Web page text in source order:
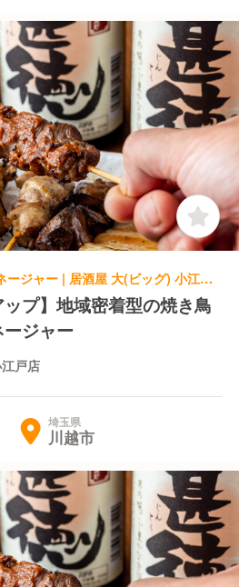
焼き鳥, 居酒屋 | エリアマネージャー | 居酒屋 大(ビッグ) 小江戸店
ップ】地域密着型の焼き鳥
ジャー
戸店
埼玉県
川越市